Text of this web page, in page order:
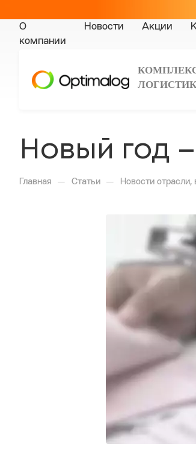
О
компании
Новости Акции
Новый год
Главная — Статьи — Новости